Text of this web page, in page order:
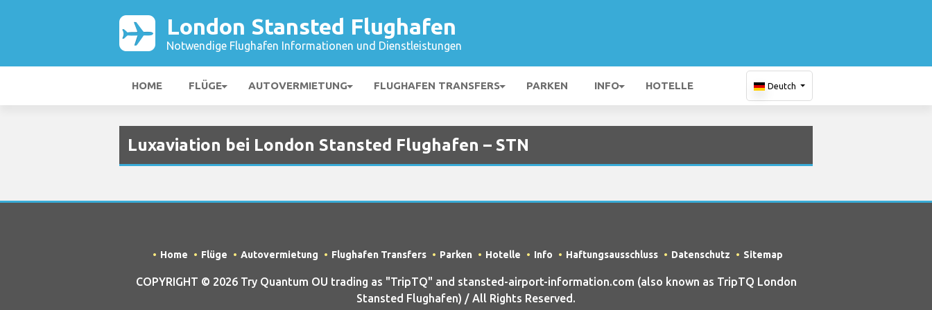
London Stansted Flughafen
Notwendige Flughafen Informationen und Dienstleistungen
HOME FLÜGE AUTOVERMIETUNG FLUGHAFEN TRANSFERS PARKEN INFO HOTELLE Deutch
Luxaviation bei London Stansted Flughafen – STN
Home Flüge Autovermietung Flughafen Transfers Parken Hotelle Info Haftungsausschluss Datenschutz Sitemap
COPYRIGHT © 2026 Try Quantum OU trading as "TripTQ" and stansted-airport-information.com (also known as TripTQ London
Stansted Flughafen) / All Rights Reserved.